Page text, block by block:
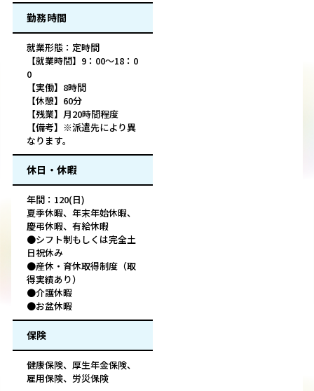
勤務時間
就業形態：定時間
【就業時間】9：00～18：0
0
【実働】8時間
【休憩】60分
【残業】月20時間程度
【備考】※派遣先により異
なります。
休日・休暇
年間：120(日)
夏季休暇、年末年始休暇、
慶弔休暇、有給休暇
●シフト制もしくは完全土
日祝休み
●産休・育休取得制度（取
得実績あり）
●介護休暇
●お盆休暇
保険
健康保険、厚生年金保険、
雇用保険、労災保険